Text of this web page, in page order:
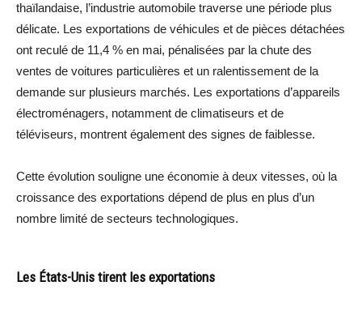
thaïlandaise, l’industrie automobile traverse une période plus
délicate. Les exportations de véhicules et de pièces détachées
ont reculé de 11,4 % en mai, pénalisées par la chute des
ventes de voitures particulières et un ralentissement de la
demande sur plusieurs marchés. Les exportations d’appareils
électroménagers, notamment de climatiseurs et de
téléviseurs, montrent également des signes de faiblesse.
Cette évolution souligne une économie à deux vitesses, où la
croissance des exportations dépend de plus en plus d’un
nombre limité de secteurs technologiques.
Les États-Unis tirent les exportations